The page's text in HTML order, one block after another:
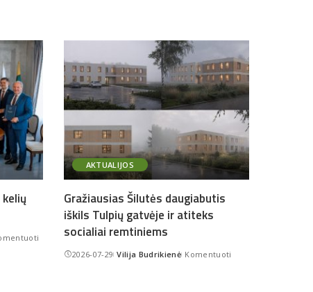
AKTUALIJOS
Gražiausias Šilutės daugiabutis
iškils Tulpių gatvėje ir atiteks
socialiai remtiniems
2026-07-29Posted
Vilija Budrikienė Komentuoti